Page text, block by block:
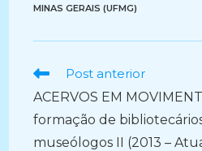
MINAS GERAIS (UFMG)
Ler
artigos
Post anterior
ACERVOS EM
formação de
museólogos II (2013 –